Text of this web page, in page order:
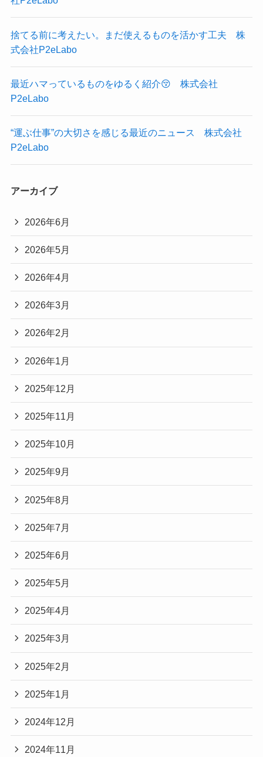
捨てる前に考えたい。まだ使えるものを活かす工夫 株
式会社P2eLabo
最近ハマっているものをゆるく紹介😚 株式会社
P2eLabo
“運ぶ仕事”の大切さを感じる最近のニュース 株式会社
P2eLabo
アーカイブ
2026年6月
2026年5月
2026年4月
2026年3月
2026年2月
2026年1月
2025年12月
2025年11月
2025年10月
2025年9月
2025年8月
2025年7月
2025年6月
2025年5月
2025年4月
2025年3月
2025年2月
2025年1月
2024年12月
2024年11月